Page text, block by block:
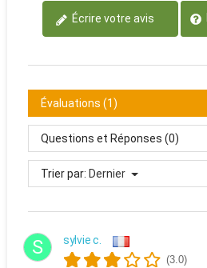
Écrire votre avis
Évaluations (1)
Questions et Réponses (0)
Trier par: Dernier
S sylvie c.
(3.0)